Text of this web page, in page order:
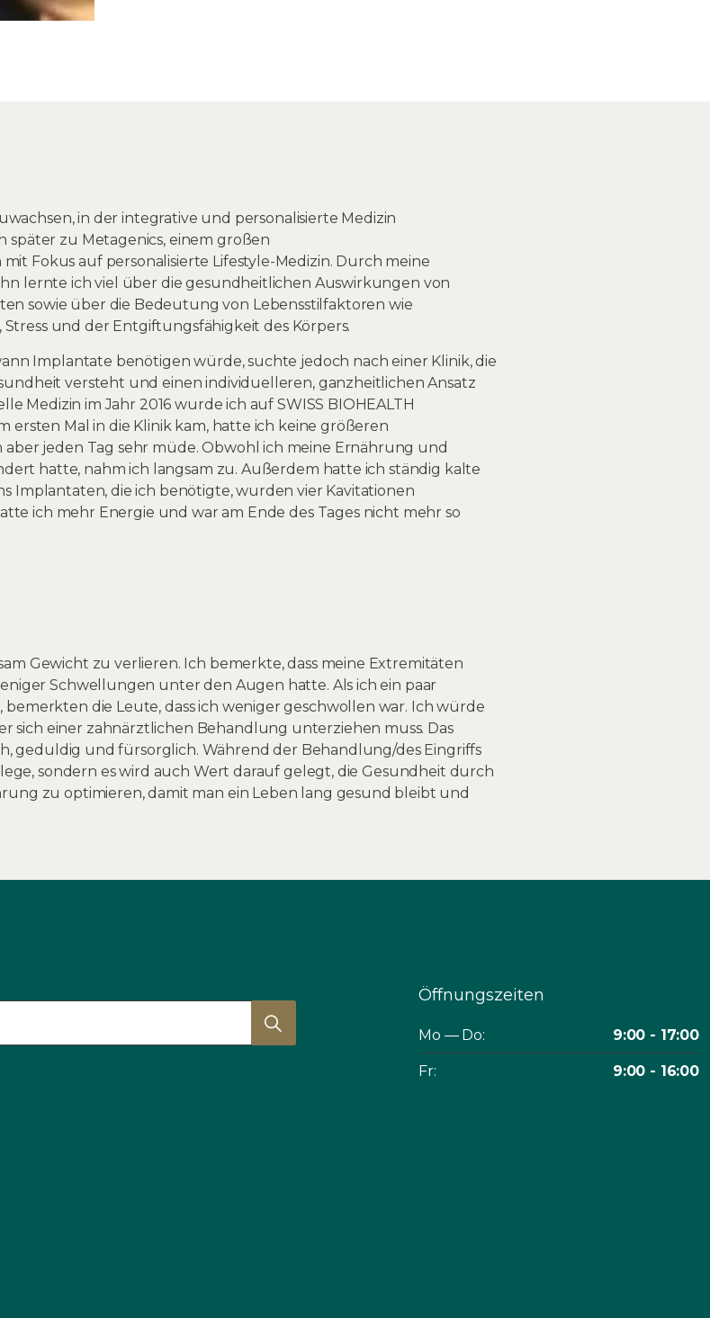
in der integrative und personalisierte Medizin
zu Metagenics, einem großen
Fokus auf personalisierte Lifestyle-Medizin. Durch meine
lernte ich viel über die gesundheitlichen Auswirkungen von
sowie über die Bedeutung von Lebensstilfaktoren wie
und der Entgiftungsfähigkeit des Körpers.
Implantate benötigen würde, suchte jedoch nach einer Klinik, die
versteht und einen individuelleren, ganzheitlichen Ansatz
Medizin im Jahr 2016 wurde ich auf SWISS BIOHEALTH
ersten Mal in die Klinik kam, hatte ich keine größeren
jeden Tag sehr müde. Obwohl ich meine Ernährung und
hatte, nahm ich langsam zu. Außerdem hatte ich ständig kalte
Implantaten, die ich benötigte, wurden vier Kavitationen
ich mehr Energie und war am Ende des Tages nicht mehr so
Gewicht zu verlieren. Ich bemerkte, dass meine Extremitäten
Schwellungen unter den Augen hatte. Als ich ein paar
die Leute, dass ich weniger geschwollen war. Ich würde
sich einer zahnärztlichen Behandlung unterziehen muss. Das
geduldig und fürsorglich. Während der Behandlung/des Eingriffs
sondern es wird auch Wert darauf gelegt, die Gesundheit durch
zu optimieren, damit man ein Leben lang gesund bleibt und
Öffnungszeiten
Mo — Do: 9:00 - 17:00
Fr: 9:00 - 16:00